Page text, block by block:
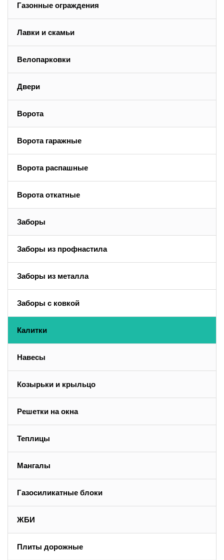
Газонные ограждения
Лавки и скамьи
Велопарковки
Двери
Ворота
Ворота гаражные
Ворота распашные
Ворота откатные
Заборы
Заборы из профнастила
Заборы из металла
Заборы с ковкой
Калитки
Навесы
Козырьки и крыльцо
Решетки на окна
Теплицы
Мангалы
Газосиликатные блоки
ЖБИ
Плиты дорожные